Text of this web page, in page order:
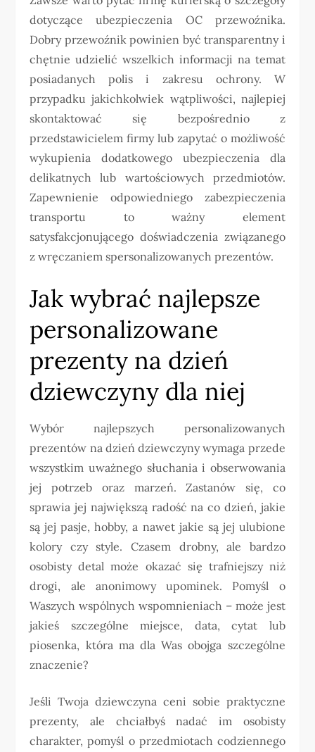
dotyczące ubezpieczenia OC przewoźnika.
Dobry przewoźnik powinien być transparentny i
chętnie udzielić wszelkich informacji na temat
posiadanych polis i zakresu ochrony. W
przypadku jakichkolwiek wątpliwości, najlepiej
skontaktować się bezpośrednio z
przedstawicielem firmy lub zapytać o możliwość
wykupienia dodatkowego ubezpieczenia dla
delikatnych lub wartościowych przedmiotów.
Zapewnienie odpowiedniego zabezpieczenia
transportu to ważny element
satysfakcjonującego doświadczenia związanego
z wręczaniem spersonalizowanych prezentów.
Jak wybrać najlepsze
personalizowane
prezenty na dzień
dziewczyny dla niej
Wybór najlepszych personalizowanych
prezentów na dzień dziewczyny wymaga przede
wszystkim uważnego słuchania i obserwowania
jej potrzeb oraz marzeń. Zastanów się, co
sprawia jej największą radość na co dzień, jakie
są jej pasje, hobby, a nawet jakie są jej ulubione
kolory czy style. Czasem drobny, ale bardzo
osobisty detal może okazać się trafniejszy niż
drogi, ale anonimowy upominek. Pomyśl o
Waszych wspólnych wspomnieniach – może jest
jakieś szczególne miejsce, data, cytat lub
piosenka, która ma dla Was obojga szczególne
znaczenie?
Jeśli Twoja dziewczyna ceni sobie praktyczne
prezenty, ale chciałbyś nadać im osobisty
charakter, pomyśl o przedmiotach codziennego